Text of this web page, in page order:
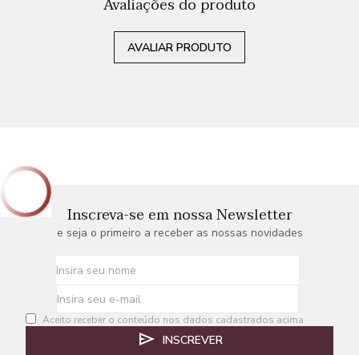
Avaliações do produto
AVALIAR PRODUTO
Inscreva-se em nossa Newsletter
e seja o primeiro a receber as nossas novidades
Aceito receber o conteúdo nos dados cadastrados acima
INSCREVER